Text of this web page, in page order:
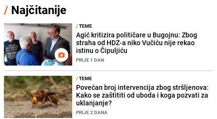
/ Najčitanije
/TEME
Agić kritizira političare u Bugojnu: Zbog
straha od HDZ-a niko Vučiću nije rekao
istinu o Čipuljiću
PRIJE 1 DAN
/TEME
Povećan broj intervencija zbog stršljenova:
Kako se zaštititi od uboda i koga pozvati za
uklanjanje?
PRIJE 2 DANA